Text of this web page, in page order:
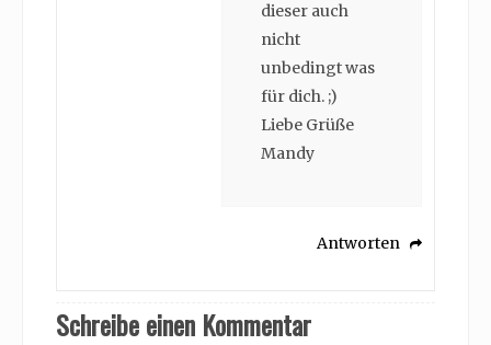
dieser auch
nicht
unbedingt was
für dich. ;)
Liebe Grüße
Mandy
Antworten
Schreibe einen Kommentar